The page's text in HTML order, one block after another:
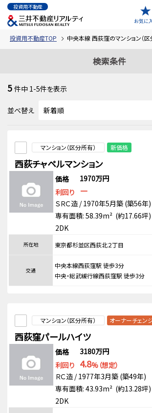
投資用不動産
お気に
投資用不動産TOP 中央本線 西荻窪のマンション（
検索条件
5 件中 1-5件を表示
並べ替え
マンション（区分所有） 新価格
西荻チャペルマンション
価格
1970万円
利回り
－
ＳＲＣ造 / 1970年5月築 (築56年)
専有面積: 58.39m² (約17.66坪)
2DK
所在地 東京都杉並区西荻北２丁目
交通
中央本線西荻窪駅 徒歩3分
中央・総武緩行線西荻窪駅 徒歩3分
マンション（区分所有） オーナーチェン
西荻窪パールハイツ
価格
3180万円
利回り 4.8%（想定）
ＲＣ造 / 1977年3月築 (築49年)
専有面積: 43.93m² (約13.28坪)
2DK